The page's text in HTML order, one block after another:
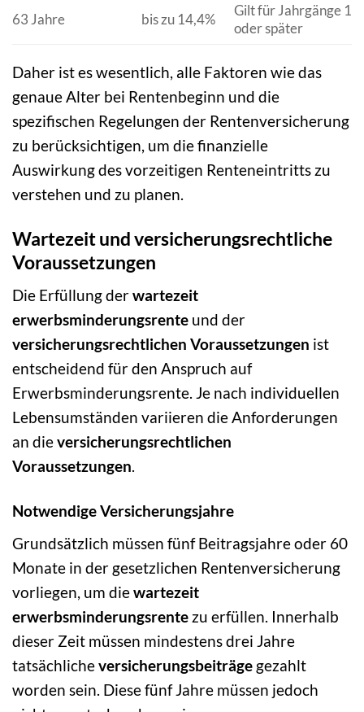
63 Jahre bis zu 14,4%
Gilt für Jahrgänge
oder später
Daher ist es wesentlich, alle Faktoren wie das
genaue Alter bei Rentenbeginn und die
spezifischen Regelungen der Rentenversicherung
zu berücksichtigen, um die finanzielle
Auswirkung des vorzeitigen Renteneintritts zu
verstehen und zu planen.
Wartezeit und versicherungsrechtliche
Voraussetzungen
Die Erfüllung derwartezeit
erwerbsminderungsrente und der
versicherungsrechtlichen Voraussetzungen ist
entscheidend für den Anspruch auf
Erwerbsminderungsrente. Je nach individuellen
Lebensumständen variieren die Anforderungen
an dieversicherungsrechtlichen
Voraussetzungen.
Notwendige Versicherungsjahre
Grundsätzlich müssen fünf Beitragsjahre oder 60
Monate in der gesetzlichen Rentenversicherung
vorliegen, um diewartezeit
erwerbsminderungsrente zu erfüllen. Innerhalb
dieser Zeit müssen mindestens drei Jahre
tatsächlicheversicherungsbeiträge gezahlt
worden sein. Diese fünf Jahre müssen jedoch